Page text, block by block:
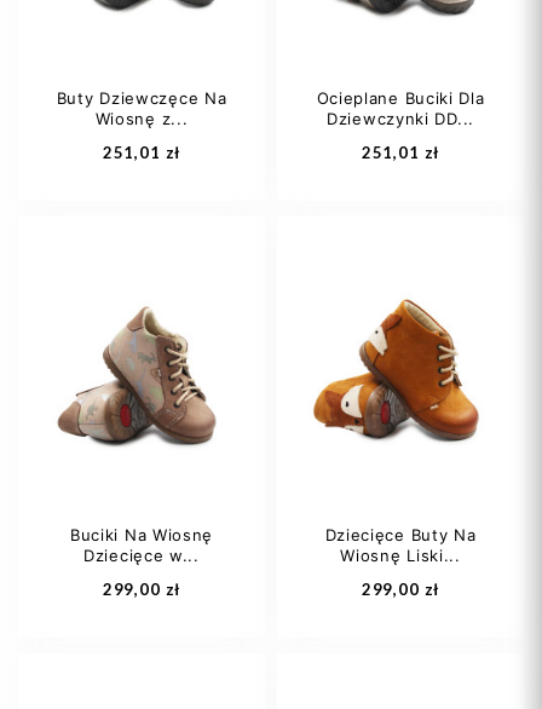
Dodaj do koszyka Dodaj do koszyka
Buty Dziewczęce Na
Wiosnę z...
251,01 zł
26
28
29
Dodaj do koszyka
Ocieplane Buciki Dla
Dziewczynki DD...
251,01 zł
21 22
Dodaj do koszyka
Buciki Na Wiosnę
Dziecięce w...
299,00 zł
Dziecięce Buty Na
Wiosnę Liski...
299,00 zł